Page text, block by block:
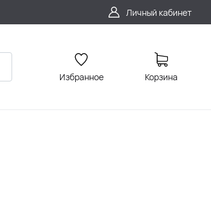
Личный кабинет
Избранное Корзина